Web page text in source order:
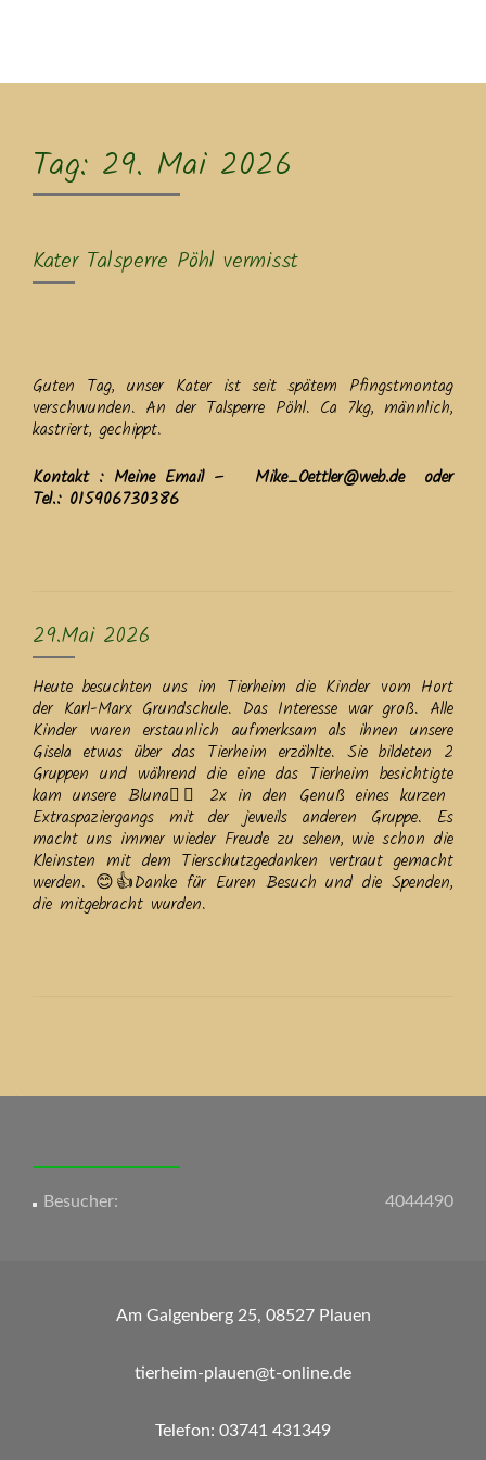
Tag: 29. Mai 2026
Kater Talsperre Pöhl vermisst
Guten Tag, unser Kater ist seit spätem Pfingstmontag
verschwunden. An der Talsperre Pöhl. Ca 7kg, männlich,
kastriert, gechippt.
Kontakt : Meine Email – Mike_Oettler@web.de oder
Tel.: 015906730386
29.Mai 2026
Heute besuchten uns im Tierheim die Kinder vom Hort
der Karl-Marx Grundschule. Das Interesse war groß. Alle
Kinder waren erstaunlich aufmerksam als ihnen unsere
Gisela etwas über das Tierheim erzählte. Sie bildeten 2
Gruppen und während die eine das Tierheim besichtigte
kam unsere Bluna🐕‍🦺 2x in den Genuß eines kurzen
Extraspaziergangs mit der jeweils anderen Gruppe. Es
macht uns immer wieder Freude zu sehen, wie schon die
Kleinsten mit dem Tierschutzgedanken vertraut gemacht
werden. 😊👍Danke für Euren Besuch und die Spenden,
die mitgebracht wurden.
Navigation
4044490
Besucher:
Am Galgenberg 25, 08527 Plauen
tierheim-plauen@t-online.de
Telefon: 03741 431349